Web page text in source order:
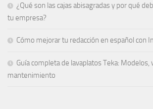
¿Qué son las cajas abisagradas y por qué
tu empresa?
Cómo mejorar tu redacción en español con
Guía completa de lavaplatos Teka: Modelos,
mantenimiento